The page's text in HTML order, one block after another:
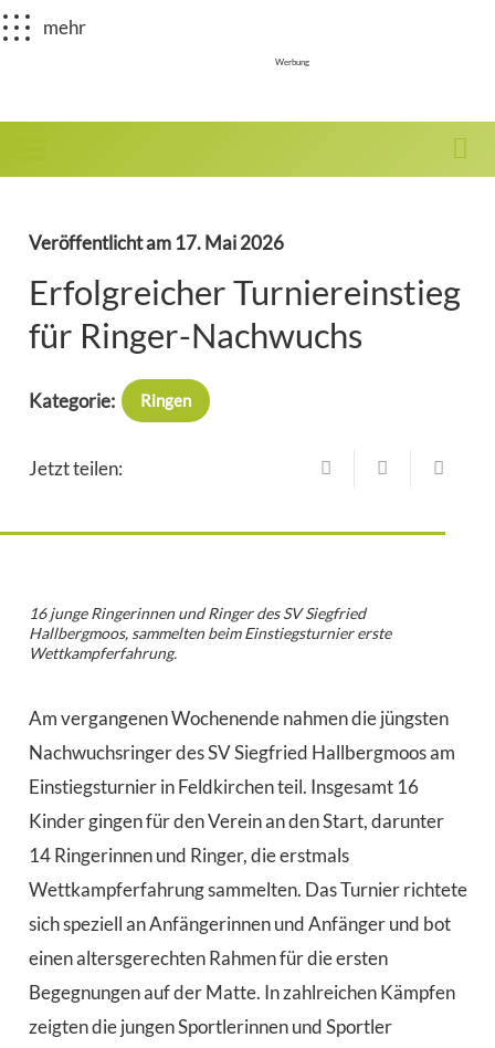
mehr
Werbung
Veröffentlicht am 17. Mai 2026
Erfolgreicher Turniereinstieg
für Ringer-Nachwuchs
Kategorie: Ringen
Jetzt teilen:
16 junge Ringerinnen und Ringer des SV Siegfried
Hallbergmoos, sammelten beim Einstiegsturnier erste
Wettkampferfahrung.
Am vergangenen Wochenende nahmen die jüngsten
Nachwuchsringer des SV Siegfried Hallbergmoos am
Einstiegsturnier in Feldkirchen teil. Insgesamt 16
Kinder gingen für den Verein an den Start, darunter
14 Ringerinnen und Ringer, die erstmals
Wettkampferfahrung sammelten. Das Turnier richtete
sich speziell an Anfängerinnen und Anfänger und bot
einen altersgerechten Rahmen für die ersten
Begegnungen auf der Matte. In zahlreichen Kämpfen
zeigten die jungen Sportlerinnen und Sportler